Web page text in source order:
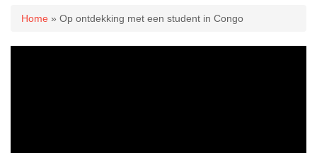
U bent hier
Home » Op ontdekking met een student in Congo